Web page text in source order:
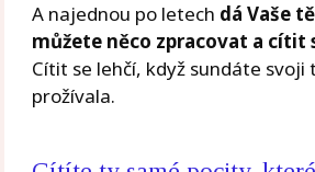
A najednou po letech dá Vaše
můžete něco zpracovat a cítit
Cítit se lehčí, když sundáte
prožívala.